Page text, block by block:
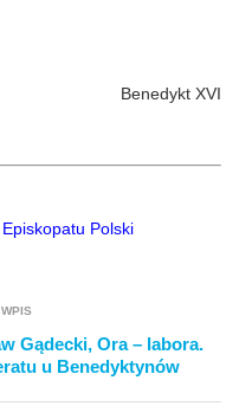
Benedykt XVI
Polski
Gądecki, Ora – labora.
u Benedyktynów